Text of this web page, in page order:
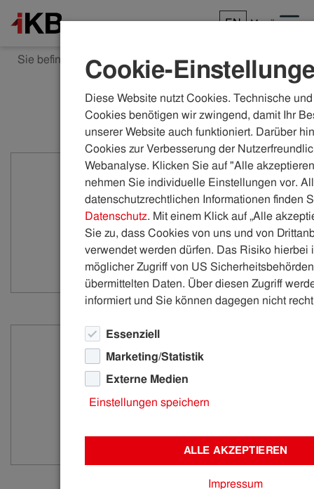
EN Menü
Sie befinden sich hier: ikb.at Kommunal
Schnell finden
Online-Services und Kontakt
E-Mail
Kontaktformular
Cookie-
Diese Website nutzt Cookies. Technische
Cookies benötigen wir zwingend, damit Ihr
unserer Website auch funktioniert. Darüber
Cookies zur Verbesserung der
Webanalyse. Klicken Sie auf "Alle
nehmen Sie individuelle Einstellungen vor.
datenschutzrechtlichen Informationen finden
Datenschutz. Mit einem Klick auf „Alle
Sie zu, dass Cookies von uns und von
verwendet werden dürfen. Das Risiko hierbei
möglicher Zugriff von US
übermittelten Daten. Über diesen Zugriff
informiert und Sie können dagegen nicht
Essenziell
Marketing/Statistik
Externe Medien
Einstellungen speichern
ALLE AKZEPTIEREN
Impressum